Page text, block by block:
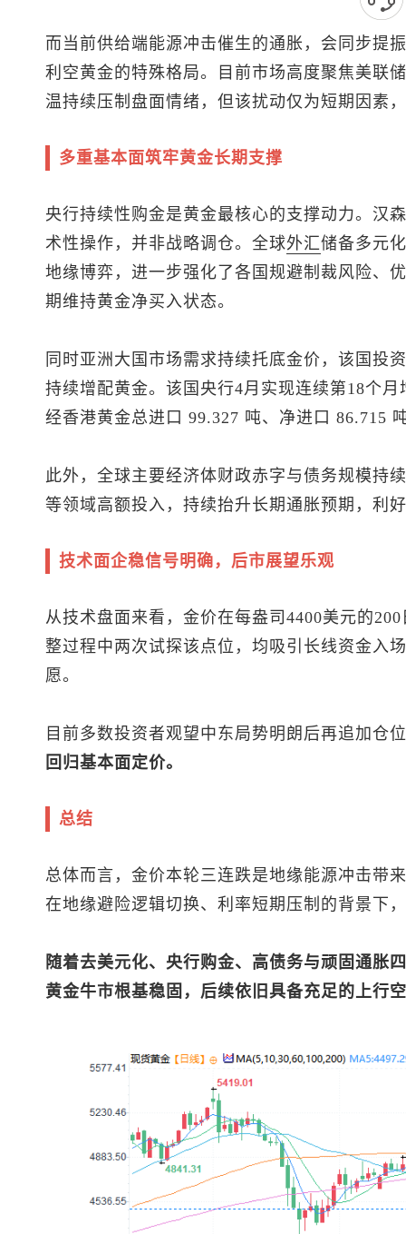
而当前供给端能源冲击催生的通胀，会同步提
利空黄金的特殊格局。目前市场高度聚焦美联
温持续压制盘面情绪，但该扰动仅为短期因素
多重基本面筑牢黄金长期支撑
央行持续性购金是黄金最核心的支撑动力。汉
术性操作，并非战略调仓。全球外汇储备多元
地缘博弈，进一步强化了各国规避制裁风险、
期维持黄金净买入状态。
同时亚洲大国市场需求持续托底金价，该国投
持续增配黄金。该国央行4月实现连续第18个
经香港黄金总进口 99.327 吨、净进口 86.715
此外，全球主要经济体财政赤字与债务规模持
等领域高额投入，持续抬升长期通胀预期，利
技术面企稳信号明确，后市展望乐观
从技术盘面来看，金价在每盎司4400美元的
整过程中两次试探该点位，均吸引长线资金入
愿。
目前多数投资者观望中东局势明朗后再追加仓
回归基本面定价。
总结
总体而言，金价本轮三连跌是地缘能源冲击带
在地缘避险逻辑切换、利率短期压制的背景下
随着去美元化、央行购金、高债务与顽固通胀
黄金牛市根基稳固，后续依旧具备充足的上行